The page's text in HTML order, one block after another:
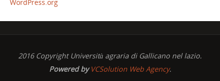
WordPress.org
2016 Copyright Università agraria di Gallicano nel lazio.
Powered by VCSolution Web Agency.